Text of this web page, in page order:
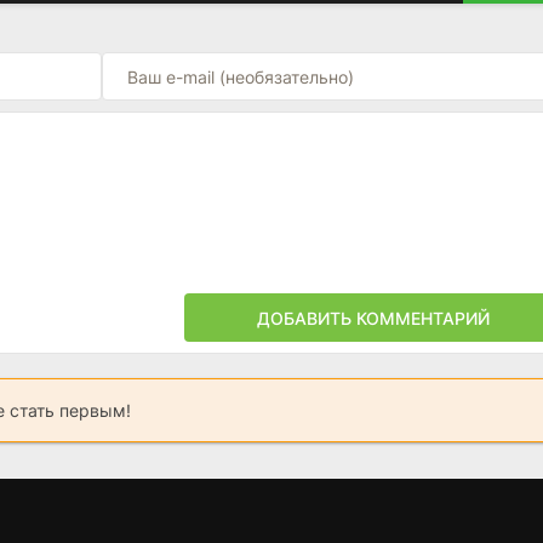
ДОБАВИТЬ КОММЕНТАРИЙ
стать первым!